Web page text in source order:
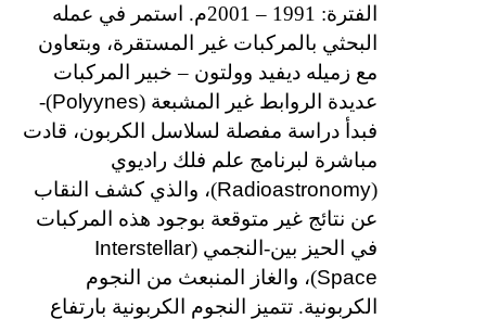
الفترة: 1991 – 2001م. استمر في عمله
البحثي بالمركبات غير المستقرة، وبتعاون
مع زميله ديفيد وولتون – خبير المركبات
عديدة الروابط غير المشبعة (Polyynes
)-
فبدأ دراسة مفصلة لسلاسل الكربون، قادت
مباشرة لبرنامج علم فلك راديوي
(
Radioastronomy)، والذي كشف النقاب
عن نتائج غير متوقعة بوجود هذه المركبات
في الحيز بين-النجمي (Interstellar
Space)، والغاز المنبعث من النجوم
الكربونية. تتميز النجوم الكربونية بارتفاع